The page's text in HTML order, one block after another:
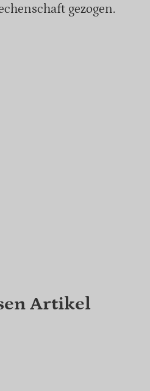
gezogen.
Artikel